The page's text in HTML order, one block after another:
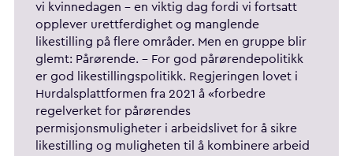
vi kvinnedagen – en viktig dag fordi vi fortsatt
opplever urettferdighet og manglende
likestilling på flere områder. Men en gruppe blir
glemt: Pårørende. - For god pårørendepolitikk
er god likestillingspolitikk. Regjeringen lovet i
Hurdalsplattformen fra 2021 å «forbedre
regelverket for pårørendes
permisjonsmuligheter i arbeidslivet for å sikre
likestilling og muligheten til å kombinere arbeid